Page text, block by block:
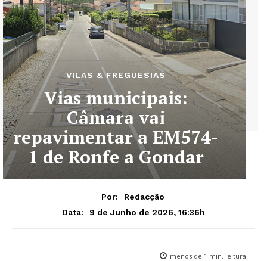
VILAS & FREGUESIAS
Vias municipais:
Câmara vai
repavimentar a EM574-
1 de Ronfe a Gondar
Por:
Redacção
Data:
9 de Junho de 2026, 16:36h
menos de 1 min. leitura